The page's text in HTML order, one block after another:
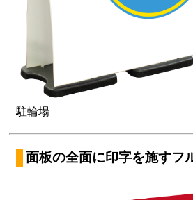
駐輪場
面板の全面に印字を施すフ